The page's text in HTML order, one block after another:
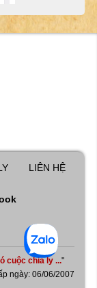
LIÊN HỆ
cuộc chia ly ..."
ngày: 06/06/2007